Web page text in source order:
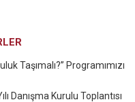
Taşımalı?” Programımızı
Danışma Kurulu Toplantısı